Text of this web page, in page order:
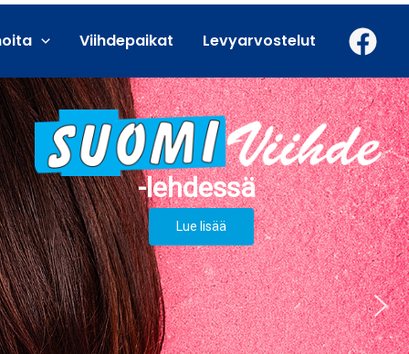
Viihdepaikat Levyarvostelut
Lue lisää